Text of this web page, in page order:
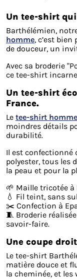
Un tee-shirt
Barthélémien,
homme, c’est
de douceur, un
Avec sa broderie
ce tee-shirt
Un tee-shirt
France.
Le tee-shirt homme
moindres détails
durabilité.
Il est confectionné
polyester, tous les
la peau et pour la
🌱 Maille tricotée
💧 Fil teint, sans
✂️ Confection à
🧵 Broderie
savoir-faire.
Une coupe
Le tee-shirt
matière douce et
la cheminée, et les